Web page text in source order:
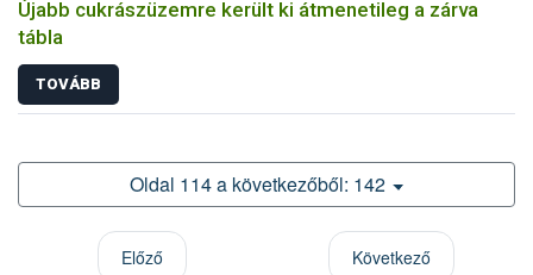
Újabb cukrászüzemre került ki átmenetileg a zárva
tábla
TOVÁBB
Oldal 114 a következőből: 142
Előző
Következő